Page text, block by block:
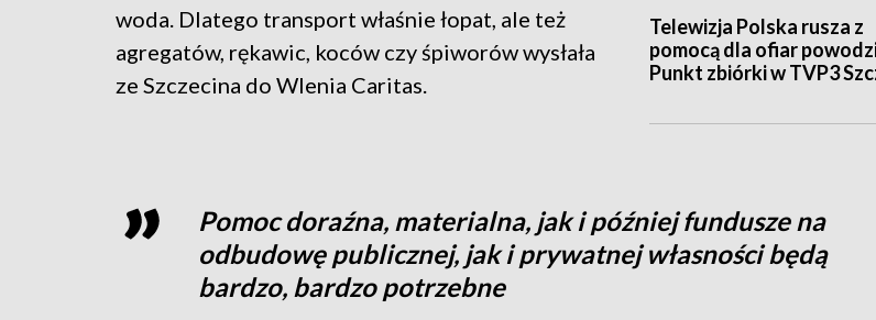
Telewizja Polska rusza z
pomocą dla ofiar
Punkt zbiórki w TVP3
woda. Dlatego transport właśnie łopat, ale też
agregatów, rękawic, koców czy śpiworów wysłała
ze Szczecina do Wlenia Caritas.
Pomoc doraźna, materialna, jak i później fundusze na
odbudowę publicznej, jak i prywatnej własności będą
bardzo, bardzo potrzebne